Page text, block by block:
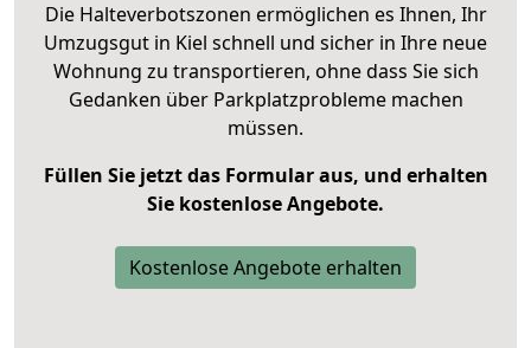
Die Halteverbotszonen ermöglichen es Ihnen, Ihr
Umzugsgut in Kiel schnell und sicher in Ihre neue
Wohnung zu transportieren, ohne dass Sie sich
Gedanken über Parkplatzprobleme machen
müssen.
Füllen Sie jetzt das Formular aus, und erhalten
Sie kostenlose Angebote.
Kostenlose Angebote erhalten